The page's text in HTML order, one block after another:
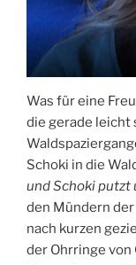
Was für eine
die gerade leicht
Schoki in die
und Schoki putzt
den Mündern der
nach kurzen
der Ohrringe von